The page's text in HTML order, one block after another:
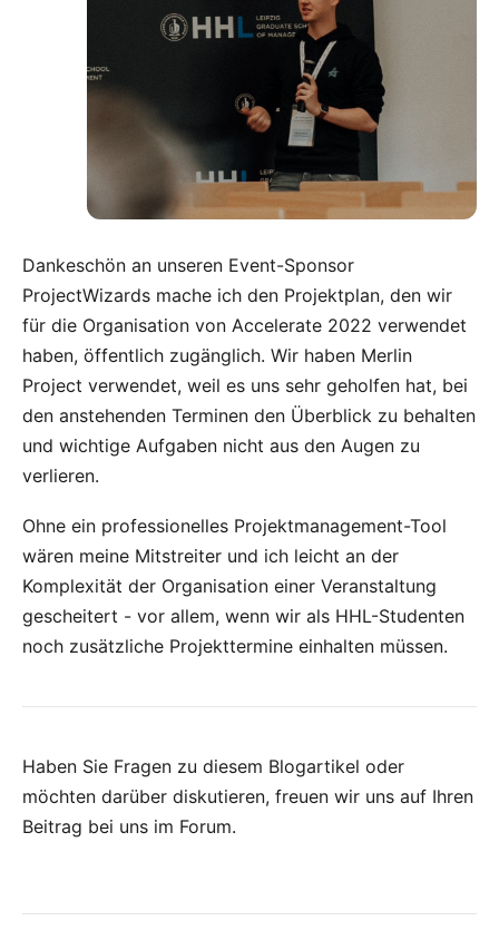
Dankeschön an unseren Event-Sponsor
ProjectWizards mache ich den Projektplan, den wir
für die Organisation von Accelerate 2022 verwendet
haben, öffentlich zugänglich. Wir haben Merlin
Project verwendet, weil es uns sehr geholfen hat, bei
den anstehenden Terminen den Überblick zu behalten
und wichtige Aufgaben nicht aus den Augen zu
verlieren.
Ohne ein professionelles Projektmanagement-Tool
wären meine Mitstreiter und ich leicht an der
Komplexität der Organisation einer Veranstaltung
gescheitert - vor allem, wenn wir als HHL-Studenten
noch zusätzliche Projekttermine einhalten müssen.
Haben Sie Fragen zu diesem Blogartikel oder
möchten darüber diskutieren, freuen wir uns auf Ihren
Beitrag bei uns im Forum.